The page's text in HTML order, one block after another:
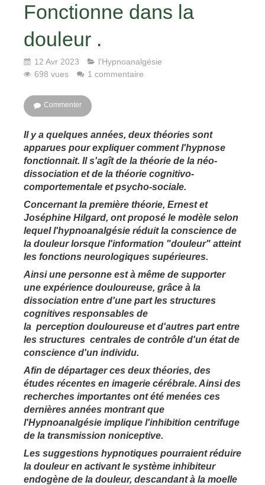
Fonctionne dans la
douleur .
12 Avr 2023
l'Hypnoanalgésie
698 vues
1 commentaire
Commenter
Il y a quelques années, deux théories sont
apparues pour expliquer comment l'hypnose
fonctionnait. Il s'agît de la théorie de la néo-
dissociation et de la théorie cognitivo-
comportementale et psycho-sociale.
Concernant la première théorie, Ernest et
Joséphine Hilgard, ont proposé le modèle selon
lequel l'hypnoanalgésie réduit la conscience de
la douleur lorsque l'information "douleur" atteint
les fonctions neurologiques supérieures.
Ainsi une personne est à même de supporter
une expérience douloureuse, grâce à la
dissociation entre d'une part les structures
cognitives responsables de
la perception douloureuse et d'autres part entre
les structures centrales de contrôle d'un état de
conscience d'un individu.
Afin de départager ces deux théories, des
études récentes en imagerie cérébrale. Ainsi des
recherches importantes ont été menées ces
dernières années montrant que
l'Hypnoanalgésie implique l'inhibition centrifuge
de la transmission noniceptive.
Les suggestions hypnotiques pourraient réduire
la douleur en activant le système inhibiteur
endogène de la douleur, descandant à la moelle